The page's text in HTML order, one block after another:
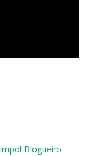
Blogueiro